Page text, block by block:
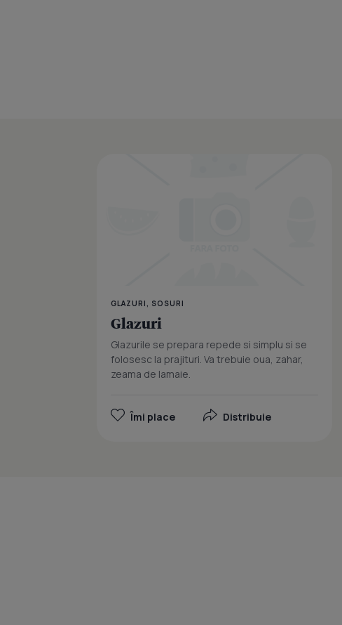
GLAZURI, SOSURI
Glazuri
Glazurile se prepara repede si simplu si se
folosesc la prajituri. Va trebuie oua, zahar,
zeama de lamaie.
Îmi place Distribuie